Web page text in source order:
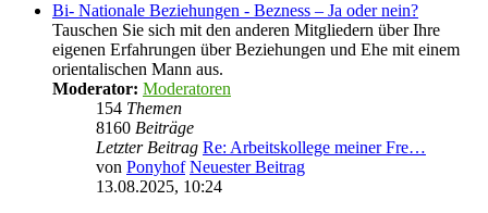
Bi- Nationale Beziehungen - Bezness – Ja oder nein?
Tauschen Sie sich mit den anderen Mitgliedern über Ihre
eigenen Erfahrungen über Beziehungen und Ehe mit einem
orientalischen Mann aus.
Moderator: Moderatoren
154 Themen
8160 Beiträge
Letzter Beitrag Re: Arbeitskollege meiner Fre…
von Ponyhof Neuester Beitrag
13.08.2025, 10:24